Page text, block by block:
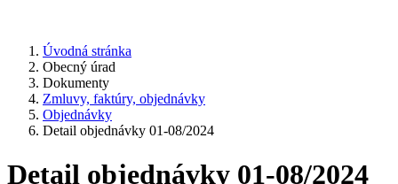
Úvodná stránka
Obecný úrad
Dokumenty
Zmluvy, faktúry, objednávky
Objednávky
Detail objednávky 01-08/2024
Detail objednávky 01-08/2024